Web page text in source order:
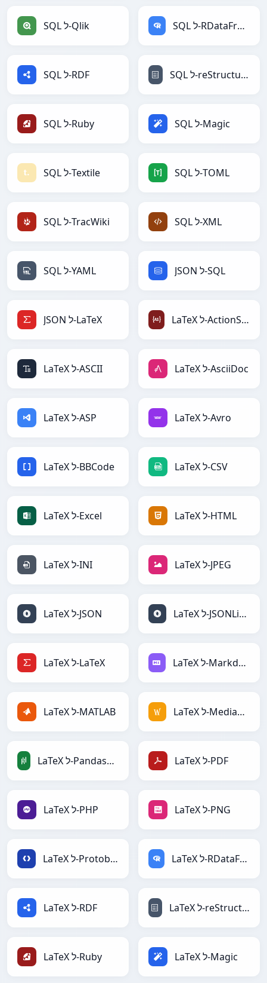
SQL ל-Qlik SQL ל-RDataFrame
SQL ל-RDF SQL ל-reStructuredText
SQL ל-Ruby SQL ל-Magic
SQL ל-Textile SQL ל-TOML
SQL ל-TracWiki SQL ל-XML
SQL ל-YAML JSON ל-SQL
JSON ל-LaTeX LaTeX ל-ActionScript
LaTeX ל-ASCII LaTeX ל-AsciiDoc
LaTeX ל-ASP LaTeX ל-Avro
LaTeX ל-BBCode LaTeX ל-CSV
LaTeX ל-Excel LaTeX ל-HTML
LaTeX ל-INI LaTeX ל-JPEG
LaTeX ל-JSON LaTeX ל-JSONLines
LaTeX ל-LaTeX LaTeX ל-Markdown
LaTeX ל-MATLAB LaTeX ל-MediaWiki
LaTeX ל-PandasDataFrame LaTeX ל-PDF
LaTeX ל-PHP LaTeX ל-PNG
LaTeX ל-Protobuf LaTeX ל-RDataFrame
LaTeX ל-RDF LaTeX ל-reStructuredText
LaTeX ל-Ruby LaTeX ל-Magic